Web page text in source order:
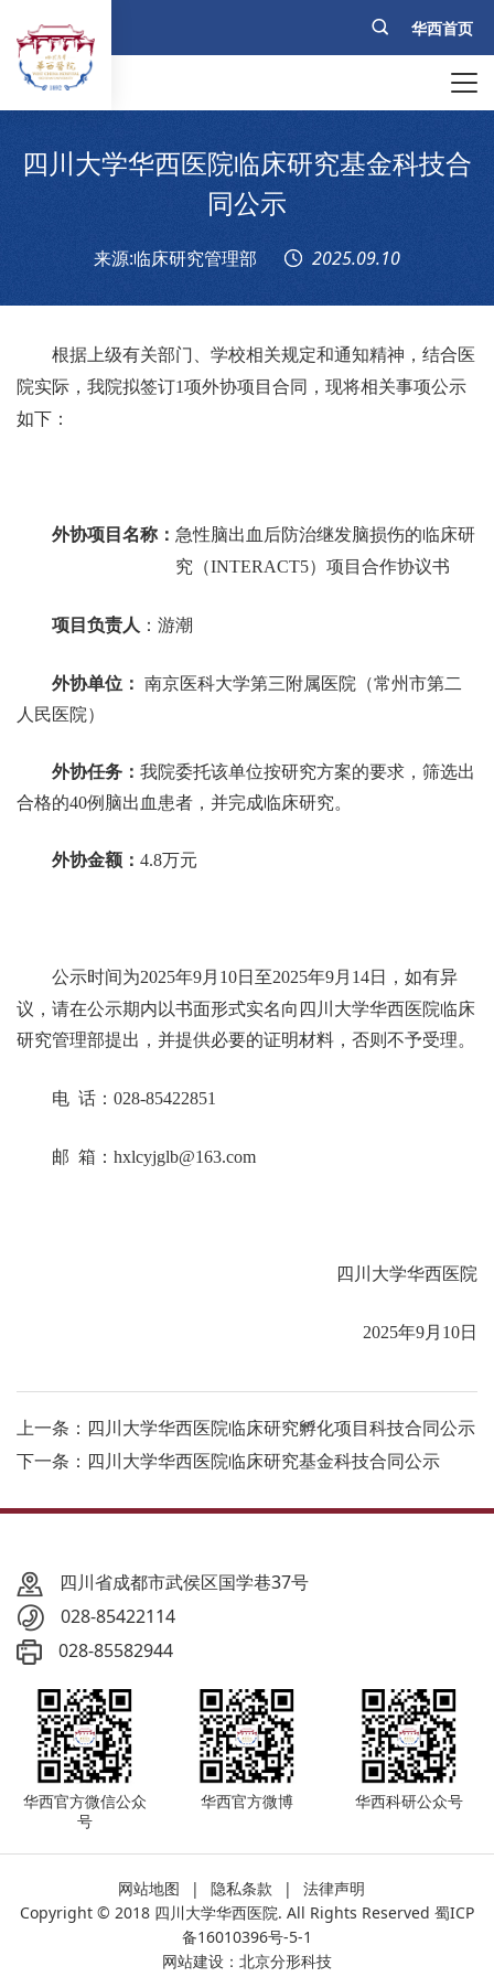
华西首页
四川大学华西医院临床研究基金科技合
同公示
来源:临床研究管理部 2025.09.10
根据上级有关部门、学校相关规定和通知精神，结合医
院实际，我院拟签订1项外协项目合同，现将相关事项公示
如下：
外协项目名称： 急性脑出血后防治继发脑损伤的临床研
究（INTERACT5）项目合作协议书
项目负责人 ： 游潮
外协单位： 南京医科大学第三附属医院（常州市第二
人民医院）
外协任务：我院委托该单位按研究方案的要求，筛选出
合格的40例脑出血患者，并完成临床研究。
外协金额：4.8万元
公示时间为2025年9月 10日至2025年9月 14日，如有异
议，请在公示期内以书面形式实名向四川大学华西医院临床
研究管理部提出，并提供必要的证明材料，否则不予受理。
电 话： 028-85422851
邮 箱： hxlcyjglb@163.com
四川大学华西医院
2025年9月 10日
上一条：四川大学华西医院临床研究孵化项目科技合同公示
下一条：四川大学华西医院临床研究基金科技合同公示
四川省成都市武侯区国学巷37号
028-85422114
028-85582944
华西官方微信公众
号
华西官方微博 华西科研公众号
网站地图 | 隐私条款 |
法律声明
Copyright © 2018 四川大学华西医院. All Rights Reserved 蜀ICP
备16010396号-5-1
网站建设 ： 北京分形科技